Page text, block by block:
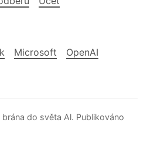
Microsoft
OpenAI
do světa Al. Publikováno